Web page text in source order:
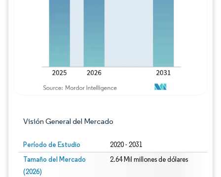
Visión General del Mercado
Período de Estudio 2020 - 2031
Tamaño del Mercado
(2026)
2.64 Mil millones de dólares